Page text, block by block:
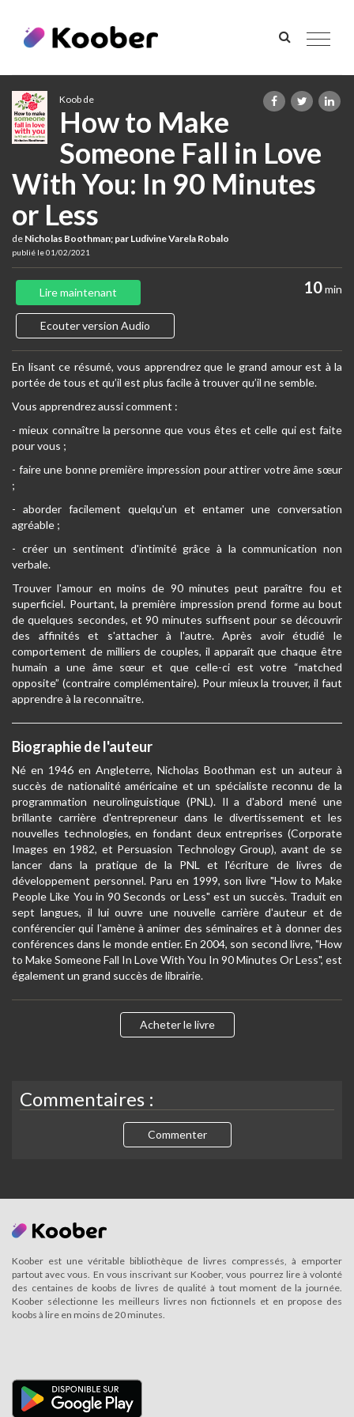
Toggle
Koob de
How to Make
Someone Fall in Love
With You: In 90 Minutes
or Less
de Nicholas Boothman; par Ludivine Varela Robalo
publié le 01/02/2021
10min
Lire maintenant
Ecouter version Audio
En lisant ce résumé, vous apprendrez que le grand amour est à la
portée de tous et qu’il est plus facile à trouver qu’il ne semble.
Vous apprendrez aussi comment :
- mieux connaître la personne que vous êtes et celle qui est faite
pour vous ;
- faire une bonne première impression pour attirer votre âme sœur
;
- aborder facilement quelqu'un et entamer une conversation
agréable ;
- créer un sentiment d'intimité grâce à la communication non
verbale.
Trouver l'amour en moins de 90 minutes peut paraître fou et
superficiel. Pourtant, la première impression prend forme au bout
de quelques secondes, et 90 minutes suffisent pour se découvrir
des affinités et s'attacher à l'autre. Après avoir étudié le
comportement de milliers de couples, il apparaît que chaque être
humain a une âme sœur et que celle-ci est votre “matched
opposite” (contraire complémentaire). Pour mieux la trouver, il faut
apprendre à la reconnaître.
Biographie de l'auteur
Né en 1946 en Angleterre, Nicholas Boothman est un auteur à
succès de nationalité américaine et un spécialiste reconnu de la
programmation neurolinguistique (PNL). Il a d'abord mené une
brillante carrière d'entrepreneur dans le divertissement et les
nouvelles technologies, en fondant deux entreprises (Corporate
Images en 1982, et Persuasion Technology Group), avant de se
lancer dans la pratique de la PNL et l'écriture de livres de
développement personnel. Paru en 1999, son livre "How to Make
People Like You in 90 Seconds or Less" est un succès. Traduit en
sept langues, il lui ouvre une nouvelle carrière d'auteur et de
conférencier qui l'amène à animer des séminaires et à donner des
conférences dans le monde entier. En 2004, son second livre, "How
to Make Someone Fall In Love With You In 90 Minutes Or Less", est
également un grand succès de librairie.
Acheter le livre
Commentaires :
Commenter
Koober est une véritable bibliothèque de livres compressés, à emporter
partout avec vous. En vous inscrivant sur Koober, vous pourrez lire à volonté
des centaines de koobs de livres de qualité à tout moment de la journée.
Koober sélectionne les meilleurs livres non fictionnels et en propose des
koobs à lire en moins de 20 minutes.